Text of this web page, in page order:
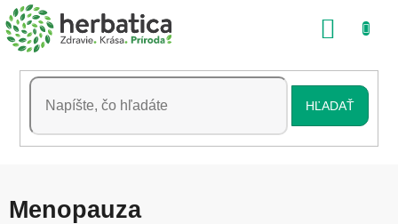
Prejsť
na
obsah
HĽADAŤ
Menopauza